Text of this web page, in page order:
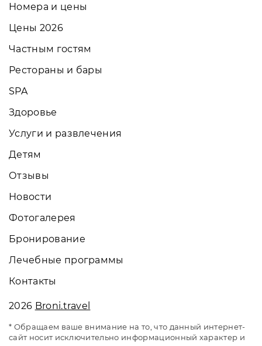
Номера и цены
Цены 2026
Частным гостям
Рестораны и бары
SPA
Здоровье
Услуги и развлечения
Детям
Отзывы
Новости
Фотогалерея
Бронирование
Лечебные программы
Контакты
2026 Broni.travel
* Обращаем ваше внимание на то, что данный интернет-
сайт носит исключительно информационный характер и